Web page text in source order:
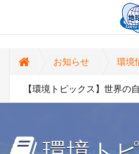
お知らせ 環境
【環境トピックス】世界